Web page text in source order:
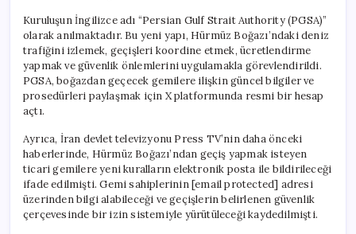
Kuruluşun İngilizce adı “Persian Gulf Strait Authority (PGSA)”
olarak anılmaktadır. Bu yeni yapı, Hürmüz Boğazı’ndaki deniz
trafiğini izlemek, geçişleri koordine etmek, ücretlendirme
yapmak ve güvenlik önlemlerini uygulamakla görevlendirildi.
PGSA, boğazdan geçecek gemilere ilişkin güncel bilgiler ve
prosedürleri paylaşmak için X platformunda resmi bir hesap
açtı.
Ayrıca, İran devlet televizyonu Press TV’nin daha önceki
haberlerinde, Hürmüz Boğazı’ndan geçiş yapmak isteyen
ticari gemilere yeni kuralların elektronik posta ile bildirileceği
ifade edilmişti. Gemi sahiplerinin [email protected] adresi
üzerinden bilgi alabileceği ve geçişlerin belirlenen güvenlik
çerçevesinde bir izin sistemiyle yürütüleceği kaydedilmişti.